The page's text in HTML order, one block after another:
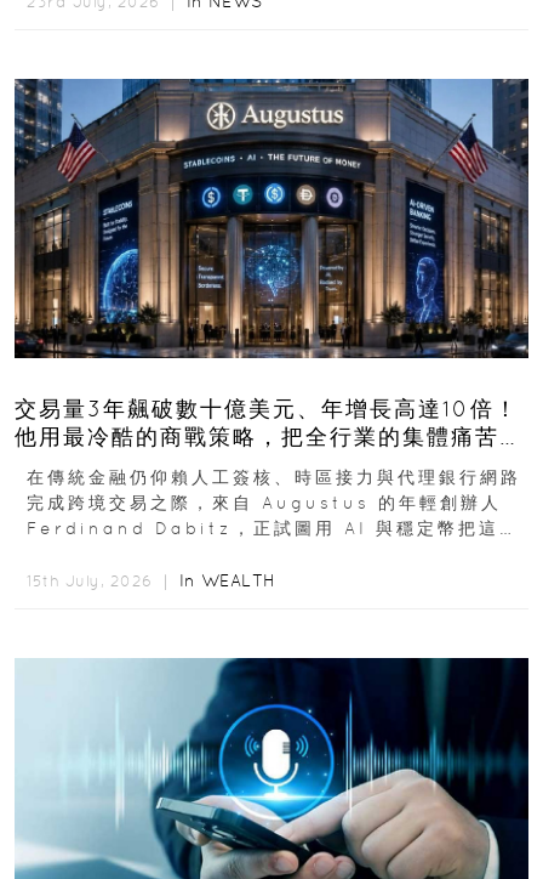
交易量3年飆破數十億美元、年增長高達10倍！
他用最冷酷的商戰策略，把全行業的集體痛苦榨
成百億金庫
在傳統金融仍仰賴人工簽核、時區接力與代理銀行網路
完成跨境交易之際，來自 Augustus 的年輕創辦人
Ferdinand Dabitz，正試圖用 AI 與穩定幣把這套
15th July, 2026 ｜ In WEALTH